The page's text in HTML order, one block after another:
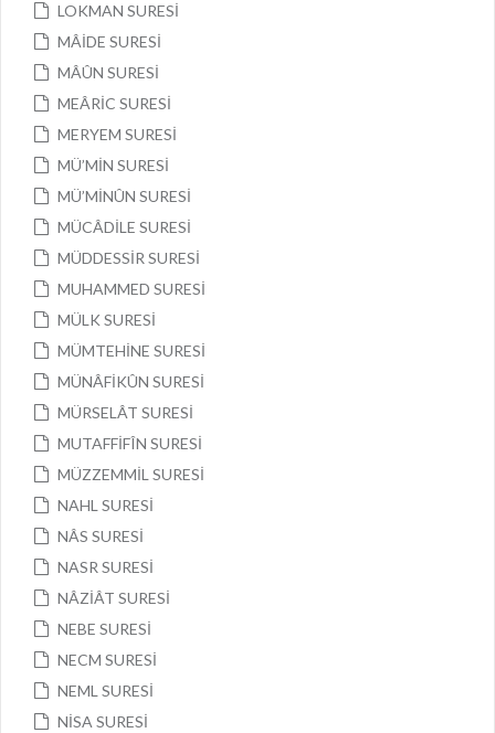
LOKMAN SURESİ
MÂİDE SURESİ
MÂÛN SURESİ
MEÂRİC SURESİ
MERYEM SURESİ
MÜ’MİN SURESİ
MÜ’MİNÛN SURESİ
MÜCÂDİLE SURESİ
MÜDDESSİR SURESİ
MUHAMMED SURESİ
MÜLK SURESİ
MÜMTEHİNE SURESİ
MÜNÂFİKÛN SURESİ
MÜRSELÂT SURESİ
MUTAFFİFÎN SURESİ
MÜZZEMMİL SURESİ
NAHL SURESİ
NÂS SURESİ
NASR SURESİ
NÂZİÂT SURESİ
NEBE SURESİ
NECM SURESİ
NEML SURESİ
NİSA SURESİ